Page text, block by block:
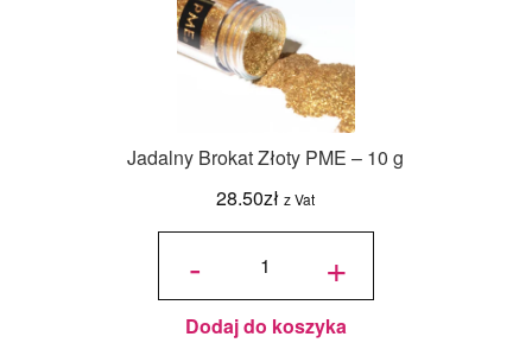
Jadalny Brokat Złoty PME – 10 g
28.50zł z Vat
-
ilość
Złoty
PME -
10 g +
Dodaj do koszyka